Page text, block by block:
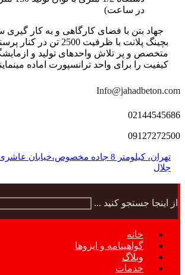
در ساعت)
جهاد بتن با فضای کارگاهی و به کار گیری
بچینگ پلانت با ظرفیت 2500 تن در کنار
متخصص و پر تلاش واحدهای تولید و
کیفیت را برای واحد ترانسپورت اماده
Info@jahadbeton.com
02144545686
09127272500
تهران، کیلومتر 8 جاده مخصوص،خیابان
جلال
از اینجا جستجو کنید ...
خانه
گواهینامه و ایزوها
وبلاگ
خدمات